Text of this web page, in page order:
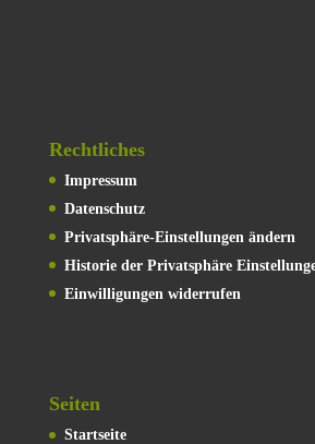
Rechtliches
Impressum
Datenschutz
Privatsphäre-Einstellungen ändern
Historie der Privatsphäre
Einwilligungen widerrufen
Seiten
Startseite